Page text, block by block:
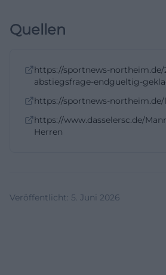
Quellen
https://sportnews-
abstiegsfrage-endgueltig-
https://sportnews-
https://www.dasselersc.de/
Herren
Veröffentlicht : 5. Juni 2026